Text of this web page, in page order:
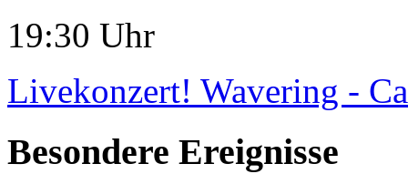
19:30 Uhr
Livekonzert! Wavering -
Besondere Ereignisse